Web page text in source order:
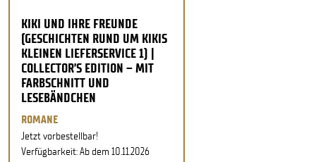
KIKI UND IHRE FREUNDE
(GESCHICHTEN RUND UM KIKIS
KLEINEN LIEFERSERVICE 1) |
COLLECTOR’S EDITION – MIT
FARBSCHNITT UND
LESEBÄNDCHEN
ROMANE
Jetzt vorbestellbar!
Verfügbarkeit: Ab dem 10.11.2026